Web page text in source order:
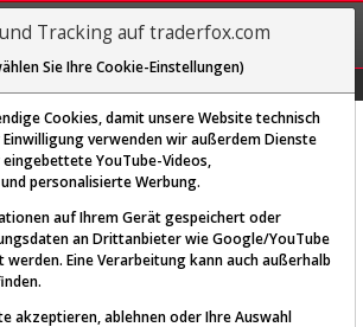
REGIS-
TRIEREN
Funktion ist nur für
Tracking auf traderfox.com
Sie Ihre Cookie-Einstellungen)
Cookies, damit unsere Website technisch
verwenden wir außerdem Dienste
YouTube-Videos,
personalisierte Werbung.
auf Ihrem Gerät gespeichert oder
an Drittanbieter wie Google/YouTube
Eine Verarbeitung kann auch außerhalb
akzeptieren, ablehnen oder Ihre Auswahl